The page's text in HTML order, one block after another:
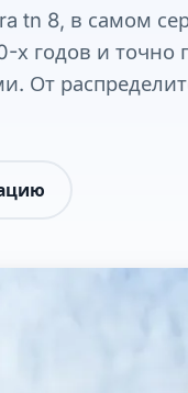
tn 8, в самом
х годов и точно
От